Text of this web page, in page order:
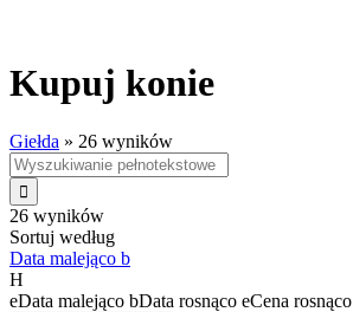
Kupuj konie
Giełda » 26 wyników

26 wyników
Sortuj według
Data malejąco b
H
eData malejąco bData rosnąco eCena rosnąco